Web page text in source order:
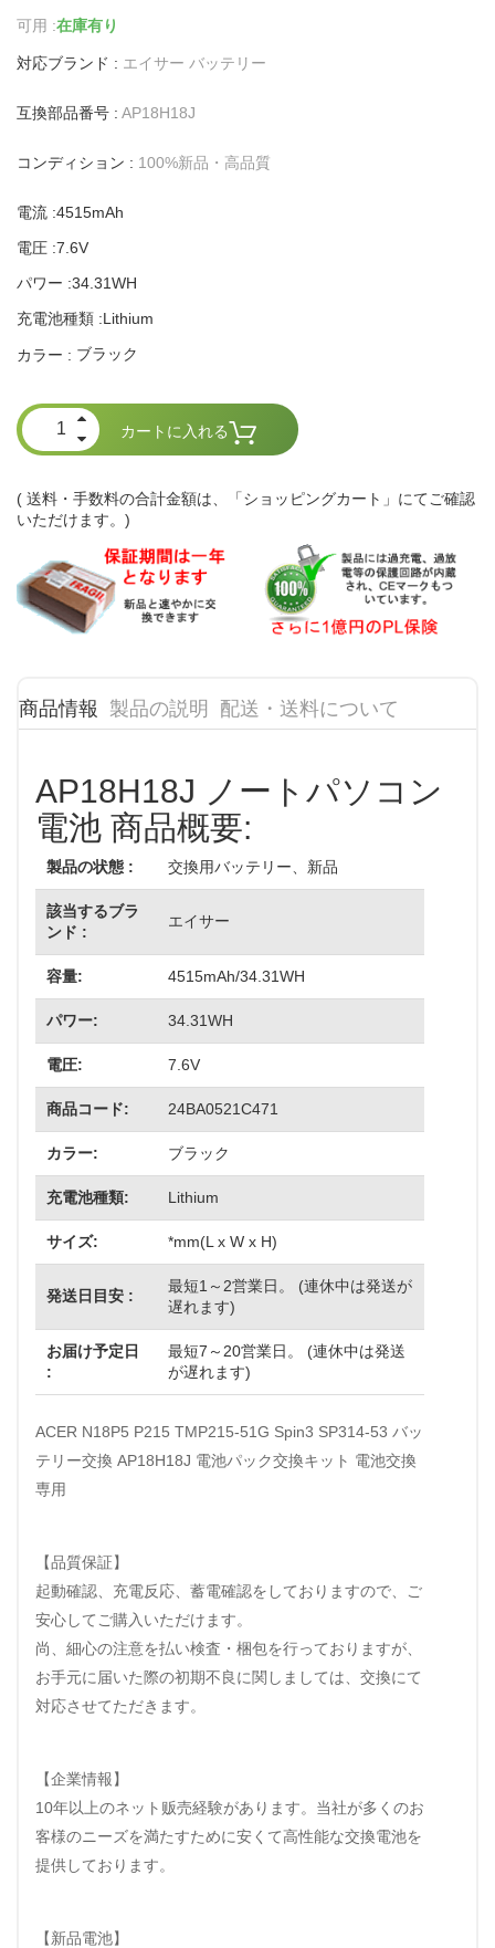
可用 :在庫有り
対応ブランド : エイサー バッテリー
互換部品番号 : AP18H18J
コンディション : 100%新品・高品質
電流 :4515mAh
電圧 :7.6V
パワー :34.31WH
充電池種類 :Lithium
カラー : ブラック
カートに入れる
( 送料・手数料の合計金額は、「ショッピングカート」にてご確認
いただけます。)
商品情報 製品の説明 配送・送料について
AP18H18J ノートパソコン
電池 商品概要:
製品の状態 : 交換用バッテリー、新品
該当するブラ
ンド :
エイサー
容量: 4515mAh/34.31WH
パワー: 34.31WH
電圧: 7.6V
商品コード: 24BA0521C471
カラー: ブラック
充電池種類: Lithium
サイズ: *mm(L x W x H)
発送日目安 :
最短1～2営業日。 (連休中は発送が
遅れます)
お届け予定日
:
最短7～20営業日。 (連休中は発送
が遅れます)
ACER N18P5 P215 TMP215-51G Spin3 SP314-53 バッ
テリー交換 AP18H18J 電池パック交換キット 電池交換
専用
【品質保証】
起動確認、充電反応、蓄電確認をしておりますので、ご
安心してご購入いただけます。
尚、細心の注意を払い検査・梱包を行っておりますが、
お手元に届いた際の初期不良に関しましては、交換にて
対応させてただきます。
【企業情報】
10年以上のネット贩売経験があります。当社が多くのお
客様のニーズを満たすために安くて高性能な交換電池を
提供しております。
【新品電池】